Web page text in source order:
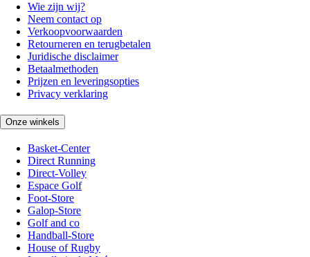
Wie zijn wij?
Neem contact op
Verkoopvoorwaarden
Retourneren en terugbetalen
Juridische disclaimer
Betaalmethoden
Prijzen en leveringsopties
Privacy verklaring
Onze winkels
Basket-Center
Direct Running
Direct-Volley
Espace Golf
Foot-Store
Galop-Store
Golf and co
Handball-Store
House of Rugby